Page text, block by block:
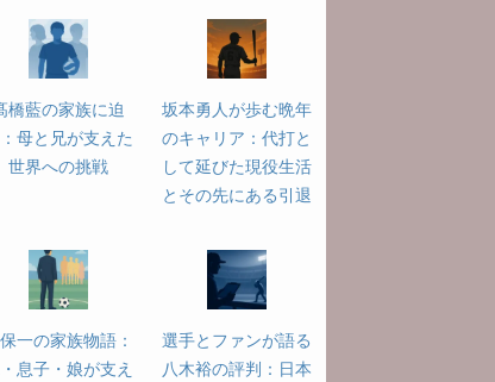
橋藍の家族に迫
母と兄が支えた
世界への挑戦
坂本勇人が歩む晩年
のキャリア：代打と
して延びた現役生活
とその先にある引退
一の家族物語：
息子・娘が支え
選手とファンが語る
八木裕の評判：日本